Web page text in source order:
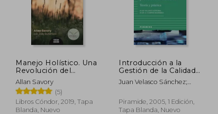
dcto. dcto.
Manejo Holístico. Una
Revolución del
Sentido Común Para
Regenerar Nuestro
Ambiente - Allan
Savory; Jody
Butterfield - Libro
Allan Savory
(5)
Libros Cóndor, 2019, Tapa
Blanda, Nuevo
Introducción a la
Gestión de la Calidad:
Generalidades y
Control Estadístico.
(Empresa y Gestion
Juan Velasco Sánchez;
Masriera
Piramide, 2005, 1 Edición,
Tapa Blanda, Nuevo